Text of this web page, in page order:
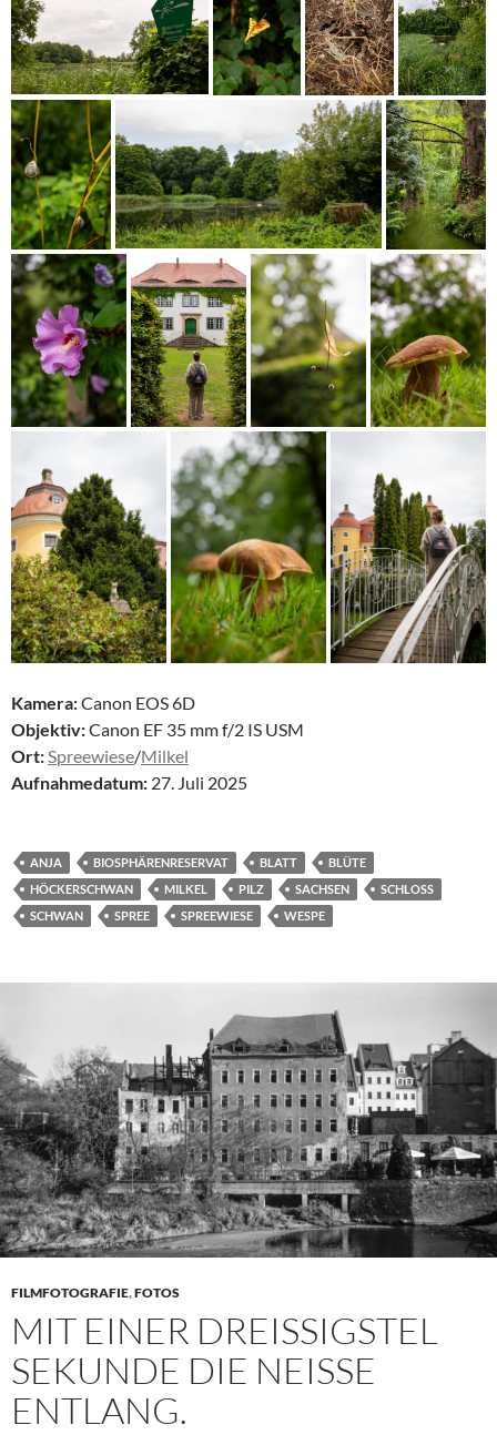
Kamera:Canon EOS 6D
Objektiv:Canon EF 35 mm f/2 IS USM
Ort:Spreewiese/Milkel
Aufnahmedatum: 27. Juli 2025
ANJA BIOSPHÄRENRESERVAT BLATT
BLÜTE
HÖCKERSCHWAN
MILKEL PILZ SACHSEN
SCHLOSS
SCHWAN
SPREE SPREEWIESE WESPE
FILMFOTOGRAFIE,FOTOS
MIT EINER DREISSIGSTEL S
EKUNDE DIE NEISSE EN
TLANG.